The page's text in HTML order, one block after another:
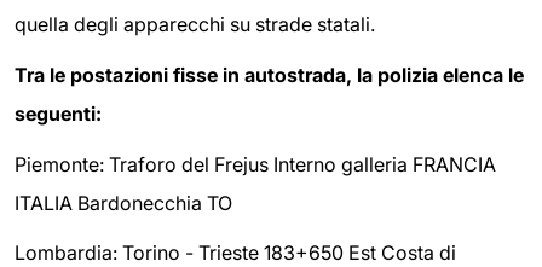
quella degli apparecchi su strade statali.
Tra le postazioni fisse in autostrada, la polizia elenca le
seguenti:
Piemonte: Traforo del Frejus Interno galleria FRANCIA
ITALIA Bardonecchia TO
Lombardia: Torino - Trieste 183+650 Est Costa di